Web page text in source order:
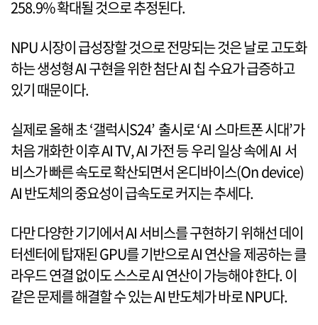
258.9% 확대될 것으로 추정된다.
NPU 시장이 급성장할 것으로 전망되는 것은 날로 고도화
하는 생성형 AI 구현을 위한 첨단 AI 칩 수요가 급증하고
있기 때문이다.
실제로 올해 초 ‘갤럭시S24’ 출시로 ‘AI 스마트폰 시대’가
처음 개화한 이후 AI TV, AI 가전 등 우리 일상 속에 AI 서
비스가 빠른 속도로 확산되면서 온디바이스(On device)
AI 반도체의 중요성이 급속도로 커지는 추세다.
다만 다양한 기기에서 AI 서비스를 구현하기 위해선 데이
터센터에 탑재된 GPU를 기반으로 AI 연산을 제공하는 클
라우드 연결 없이도 스스로 AI 연산이 가능해야 한다. 이
같은 문제를 해결할 수 있는 AI 반도체가 바로 NPU다.